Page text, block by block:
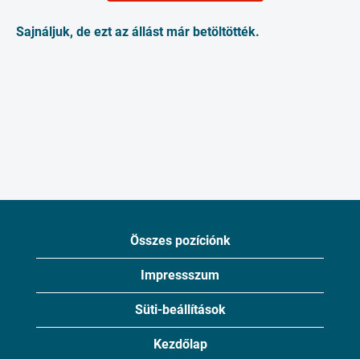
Sajnáljuk, de ezt az állást már betöltötték.
Összes pozíciónk
Impressszum
Süti-beállítások
Kezdőlap